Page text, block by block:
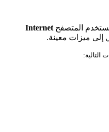
المتصفح Internet
إلى ميزات معينة.